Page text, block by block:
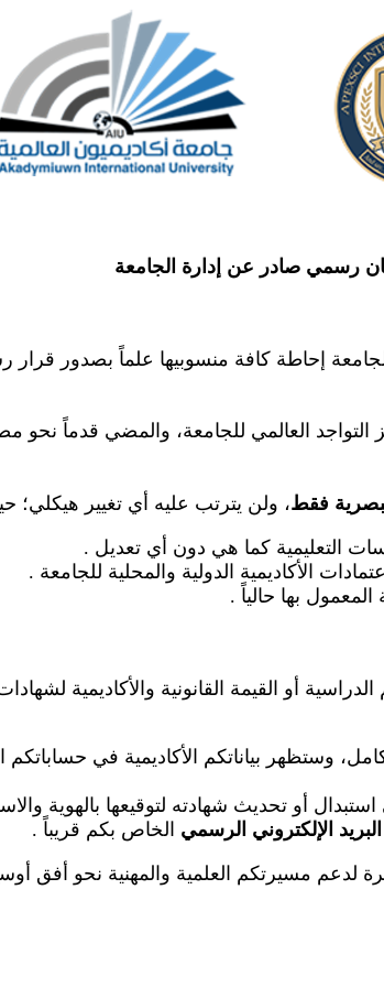
رسمي صادر عن إدارة الجامعة
الجامعة إحاطة كافة منسوبيها علماً بصدور
العالمي للجامعة، والمضي قدماً نحو
فقط، ولن يترتب عليه أي تغيير هيكلي؛
التعليمية كما هي دون أي تعديل .
الأكاديمية الدولية والمحلية للجامعة .
بها حالياً .
أو القيمة القانونية والأكاديمية
وستظهر بياناتكم الأكاديمية في
أو تحديث شهادته لتوقيعها بالهوية
البريد الإلكتروني الرسمي الخاص بكم قريباً .
لدعم مسيرتكم العلمية والمهنية نحو أفق